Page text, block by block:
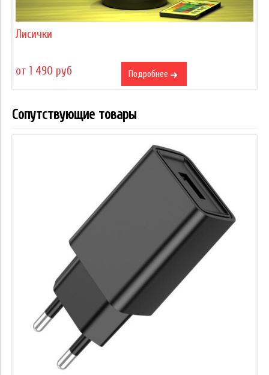
Лисички
от 1 490 руб Подробнее
Сопутствующие товары